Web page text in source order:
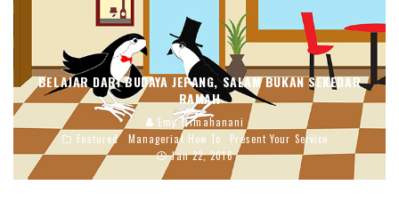
BELAJAR DARI BUDAYA JEPANG, SALAM BUKAN SEKEDAR
RAMAH
Emy Trimahanani
Featured
Managerial How To
Present Your Service
Jan 22, 2016